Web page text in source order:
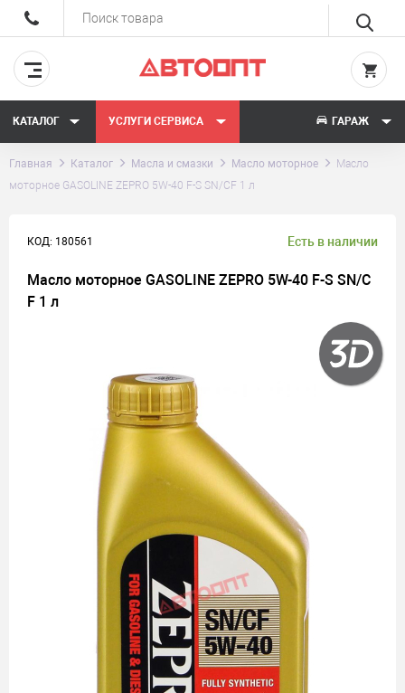
КАТАЛОГ УСЛУГИ СЕРВИСА ГАРАЖ
Главная Каталог Масла и смазки Масло моторное
Масло
моторное GASOLINE ZEPRO 5W-40 F-S SN/CF 1 л
КОД: 180561 Есть в наличии
Масло моторное GASOLINE ZEPRO 5W-40 F-S SN/C
F 1 л